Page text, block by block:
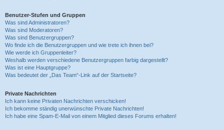
Benutzer-Stufen und Gruppen
Was sind Administratoren?
Was sind Moderatoren?
Was sind Benutzergruppen?
Wo finde ich die Benutzergruppen und wie trete ich ihnen bei?
Wie werde ich Gruppenleiter?
Weshalb werden verschiedene Benutzergruppen farbig dargestellt?
Was ist eine Hauptgruppe?
Was bedeutet der „Das Team“-Link auf der Startseite?
Private Nachrichten
Ich kann keine Privaten Nachrichten verschicken!
Ich bekomme ständig unerwünschte Private Nachrichten!
Ich habe eine Spam-E-Mail von einem Mitglied dieses Forums erhalten!